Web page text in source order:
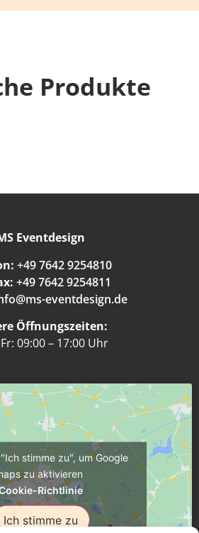
Produkte
Eventdesign
+49 7642 9254810
+49 7642 9254811
eventdesign.de
Öffnungszeiten:
09:00 – 17:00 Uhr
stimme zu", um Google
zu aktivieren
Richtlinie
Ich stimme zu